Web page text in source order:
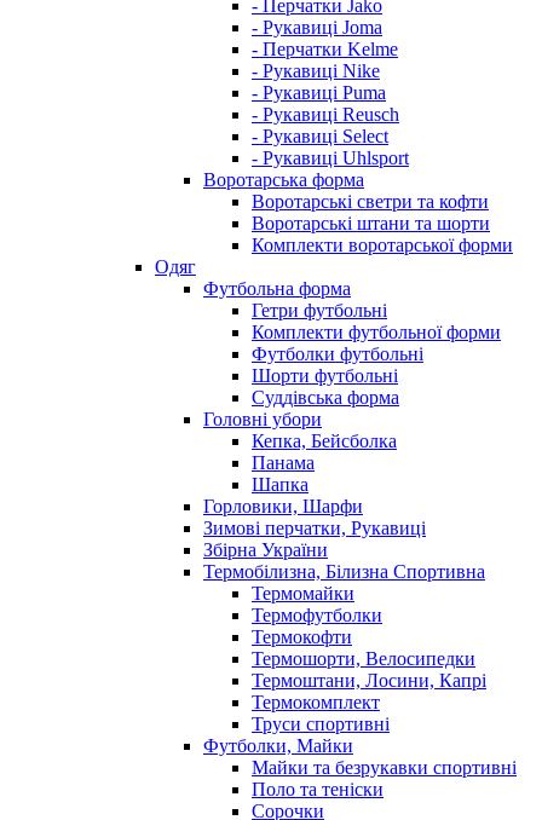
- Перчатки Jako
- Рукавиці Joma
- Перчатки Kelme
- Рукавиці Nike
- Рукавиці Puma
- Рукавиці Reusch
- Рукавиці Select
- Рукавиці Uhlsport
Воротарська форма
Воротарські светри та кофти
Воротарські штани та шорти
Комплекти воротарської форми
Одяг
Футбольна форма
Гетри футбольні
Комплекти футбольної форми
Футболки футбольні
Шорти футбольні
Суддівська форма
Головні убори
Кепка, Бейсболка
Панама
Шапка
Горловики, Шарфи
Зимові перчатки, Рукавиці
Збірна України
Термобілизна, Білизна Спортивна
Термомайки
Термофутболки
Термокофти
Термошорти, Велосипедки
Термоштани, Лосини, Капрі
Термокомплект
Труси спортивні
Футболки, Майки
Майки та безрукавки спортивні
Поло та теніски
Сорочки